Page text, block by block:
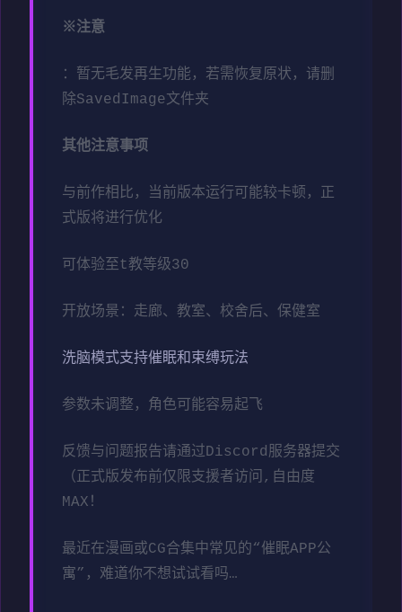
※注意
：暂无毛发再生功能，若需恢复原状，请删
除SavedImage文件夹
其他注意事项
与前作相比，当前版本运行可能较卡顿，正
式版将进行优化
可体验至t教等级30
开放场景：走廊、教室、校舍后、保健室
洗脑模式支持催眠和束缚玩法
参数未调整，角色可能容易起飞
反馈与问题报告请通过Discord服务器提交
（正式版发布前仅限支援者访问,自由度
MAX！
最近在漫画或CG合集中常见的“催眠APP公
寓”，难道你不想试试看吗…